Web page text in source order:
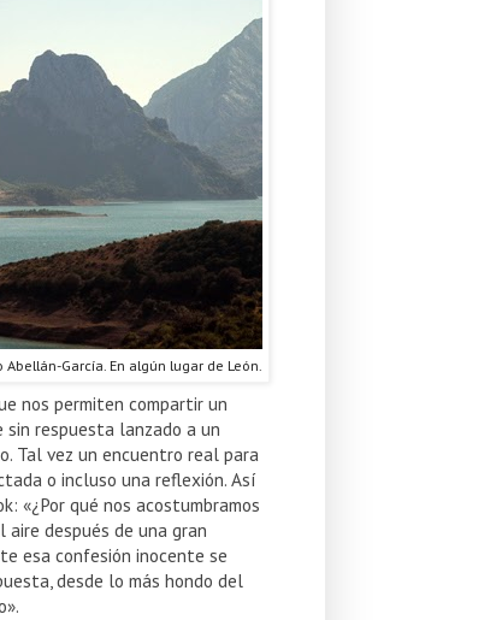
Abellán-García. En algún lugar de León.
nos permiten compartir un
sin respuesta lanzado a un
Tal vez un encuentro real para
o incluso una reflexión. Así
«¿Por qué nos acostumbramos
aire después de una gran
esa confesión inocente se
desde lo más hondo del